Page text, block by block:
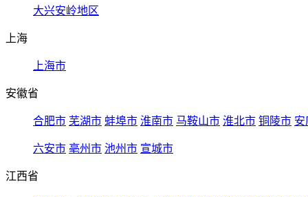
大兴安岭地区
上海
上海市
安徽省
合肥市 芜湖市 蚌埠市 淮南市 马鞍山市 淮北市 铜陵市 安
六安市 亳州市 池州市 宣城市
江西省